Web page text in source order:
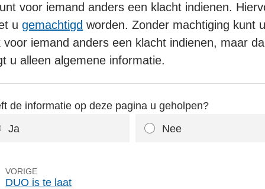
voor iemand anders een klacht indienen.
ugemachtigd worden. Zonder machtiging kunt u
voor iemand anders een klacht indienen, maar
u alleen algemene informatie.
de informatie op deze pagina u geholpen?
Ja
Nee
VORIGEpagina
DUO is te laat